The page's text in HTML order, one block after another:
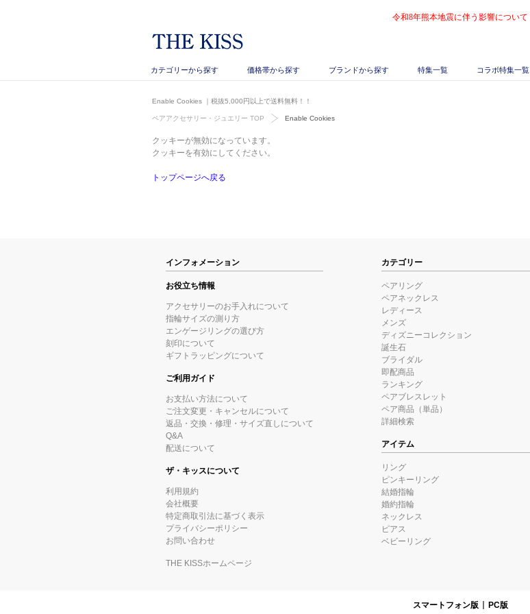
令和8年熊本地震に伴う影響について
カテゴリーから探す 価格帯から探す ブランドから探す 特集一覧 コラボ特集一覧
Enable Cookies ｜税抜5,000円以上で送料無料！！
ペアアクセサリー・ジュエリー TOP Enable Cookies
クッキーが無効になっています。
クッキーを有効にしてください。
トップページへ戻る
インフォメーション
お役立ち情報
アクセサリーのお手入れについて
指輪サイズの測り方
エンゲージリングの選び方
刻印について
ギフトラッピングについて
ご利用ガイド
お支払い方法について
ご注文変更・キャンセルについて
返品・交換・修理・サイズ直しについて
Q&A
配送について
ザ・キッスについて
利用規約
会社概要
特定商取引法に基づく表示
プライバシーポリシー
お問い合わせ
THE KISSホームページ
カテゴリー
ペアリング
ペアネックレス
レディース
メンズ
ディズニーコレクション
誕生石
ブライダル
即配商品
ランキング
ペアブレスレット
ペア商品（単品）
詳細検索
アイテム
リング
ピンキーリング
結婚指輪
婚約指輪
ネックレス
ピアス
ベビーリング
スマートフォン版 PC版